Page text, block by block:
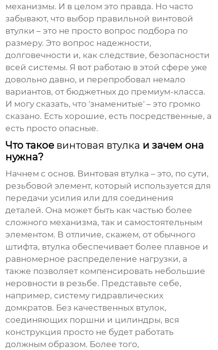
механизмы. И в целом это правда. Но часто
забывают, что выбор правильной винтовой
втулки – это не просто вопрос подбора по
размеру. Это вопрос надежности,
долговечности и, как следствие, безопасности
всей системы. Я вот работаю в этой сфере уже
довольно давно, и перепробовал немало
вариантов, от бюджетных до премиум-класса.
И могу сказать, что 'знаменитые' – это громко
сказано. Есть хорошие, есть посредственные, а
есть просто опасные.
Что такое винтовая втулка и зачем она
нужна?
Начнем с основ. Винтовая втулка – это, по сути,
резьбовой элемент, который используется для
передачи усилия или для соединения
деталей. Она может быть как частью более
сложного механизма, так и самостоятельным
элементом. В отличие, скажем, от обычного
штифта, втулка обеспечивает более плавное и
равномерное распределение нагрузки, а
также позволяет компенсировать небольшие
неровности в резьбе. Представьте себе,
например, систему гидравлических
домкратов. Без качественных втулок,
соединяющих поршни и цилиндры, вся
конструкция просто не будет работать
должным образом. Более того,